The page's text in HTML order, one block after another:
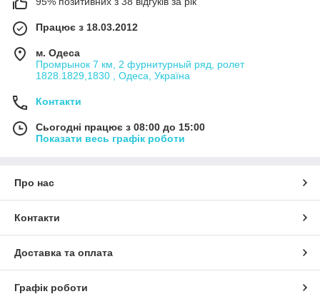
Працює з 18.03.2012
м. Одеса
Промрынок 7 км, 2 фурнитурный ряд, ролет
1828.1829,1830 , Одеса, Україна
Контакти
Сьогодні працює з 08:00 до 15:00
Показати весь графік роботи
Про нас
Контакти
Доставка та оплата
Графік роботи